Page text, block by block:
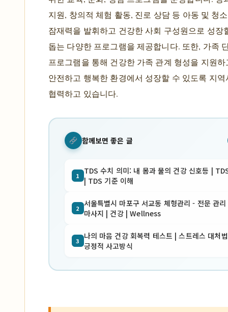
지원, 창의적 체험 활동, 진로 상담 등 아동 및 청
잠재력을 발휘하고 건강한 사회 구성원으로 성장
돕는 다양한 프로그램을 제공합니다. 또한, 가족
프로그램을 통해 건강한 가족 관계 형성을 지원
안전하고 행복한 환경에서 성장할 수 있도록 지역
협력하고 있습니다.
함께보면 좋은 글
1 TDS 수치 의미: 내 몸과 물의 건강 신호등 |
| TDS 기준 이해
2 서울특별시 마포구 서교동 체형관리 - 전문 관
마사지 | 건강 | Wellness
3 나의 마음 건강 회복력 테스트 | 스트레스 대처
긍정적 사고방식